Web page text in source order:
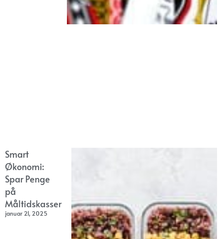
Smart
Økonomi:
Spar Penge
på
Måltidskasser
januar 21, 2025